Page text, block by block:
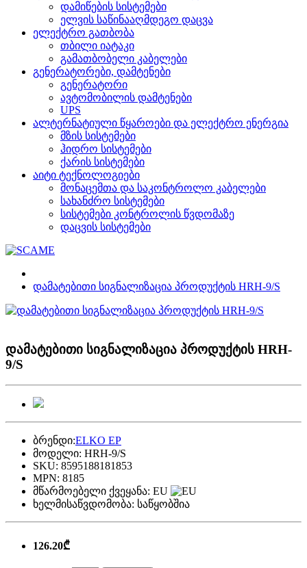
დამიწების სისტემები
ელვის საწინააღმდეგო დაცვა
ელექტრო გათბობა
თბილი იატაკი
გამათბობელი კაბელები
გენერატორები, დამტენები
გენერატორი
ავტომობილის დამტენები
UPS
ალტერნატიული წყაროები და ელექტრო ენერგია
მზის სისტემები
ჰიდრო სისტემები
ქარის სისტემები
აიტი ტექნოლოგიები
მონაცემთა და საკონტროლო კაბელები
სახანძრო სისტემები
სისტემები კონტროლის წვდომაზე
დაცვის სისტემები
დამატებითი სიგნალიზაცია პროდუქტის HRH-9/S
დამატებითი სიგნალიზაცია პროდუქტის HRH-
9/S
ბრენდი:ELKO EP
მოდელი: HRH-9/S
SKU: 8595188181853
MPN: 8185
მწარმოებელი ქვეყანა: EU
ხელმისაწვდომობა: საწყობშია
126.20₾